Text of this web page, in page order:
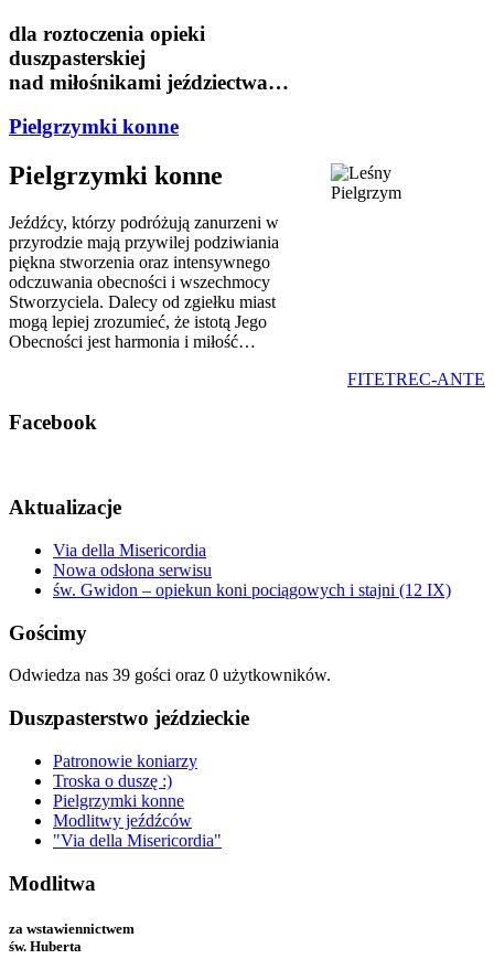
dla roztoczenia opieki
duszpasterskiej
nad miłośnikami jeździectwa…
Pielgrzymki konne
Pielgrzymki konne
Jeźdźcy, którzy podróżują zanurzeni w
przyrodzie mają przywilej podziwiania
piękna stworzenia oraz intensywnego
odczuwania obecności i wszechmocy
Stworzyciela. Dalecy od zgiełku miast
mogą lepiej zrozumieć, że istotą Jego
Obecności jest harmonia i miłość…
FITETREC-ANTE
Facebook
Aktualizacje
Via della Misericordia
Nowa odsłona serwisu
św. Gwidon – opiekun koni pociągowych i stajni (12 IX)
Gościmy
Odwiedza nas 39 gości oraz 0 użytkowników.
Duszpasterstwo jeździeckie
Patronowie koniarzy
Troska o duszę :)
Pielgrzymki konne
Modlitwy jeźdźców
"Via della Misericordia"
Modlitwa
za wstawiennictwem
św. Huberta